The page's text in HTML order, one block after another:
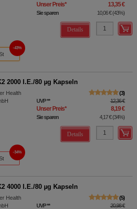
Unser Preis* 13,35 €
Sie sparen 10,06 €(43%)
Details
43%
2000 I.E./80 µg Kapseln
Health
3
UVP** 12,36 €
Unser Preis* 8,19 €
Sie sparen 4,17 €(34%)
Details
34%
4000 I.E./80 µg Kapseln
Health
5
UVP** 20,98 €